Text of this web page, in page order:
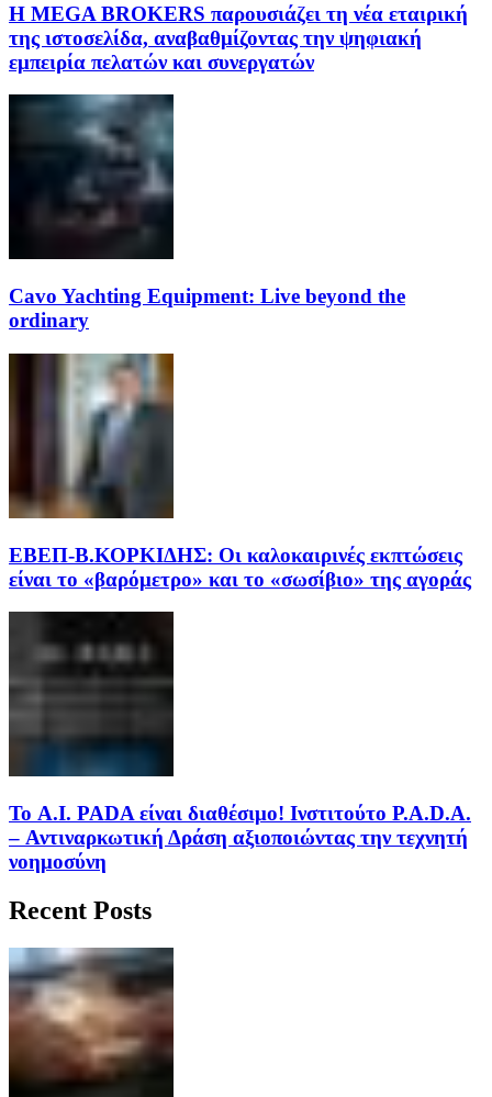
Η MEGA BROKERS παρουσιάζει τη νέα εταιρική
της ιστοσελίδα, αναβαθμίζοντας την ψηφιακή
εμπειρία πελατών και συνεργατών
Cavo Yachting Equipment: Live beyond the
ordinary
EΒΕΠ-Β.ΚΟΡΚΙΔΗΣ: Οι καλοκαιρινές εκπτώσεις
είναι το «βαρόμετρο» και το «σωσίβιο» της αγοράς
Το A.I. PADA είναι διαθέσιμο! Ινστιτούτο P.A.D.A.
– Αντιναρκωτική Δράση αξιοποιώντας την τεχνητή
νοημοσύνη
Recent Posts